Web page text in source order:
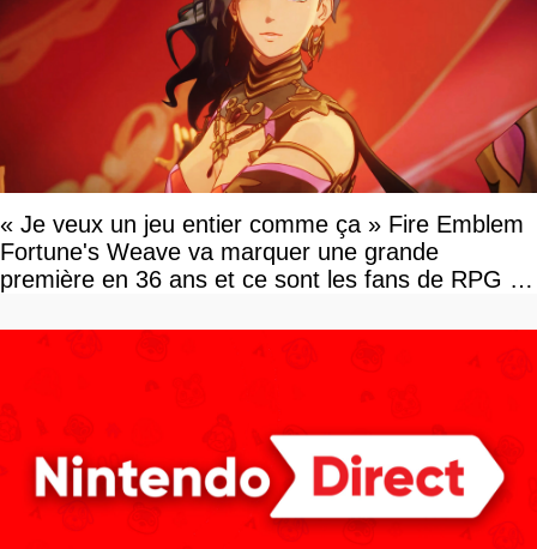
« Je veux un jeu entier comme ça » Fire Emblem
Fortune's Weave va marquer une grande
première en 36 ans et ce sont les fans de RPG en